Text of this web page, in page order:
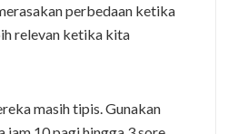
perbedaan ketika
relevan ketika kita
masih tipis. Gunakan